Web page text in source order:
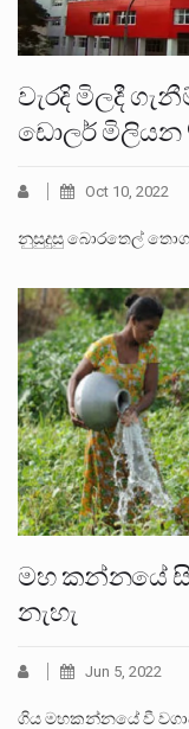
වැරදි මිලදී
ඩොලර් මිලියන
Oct 10, 2022
නුසුදුසු බොරතෙල් තොග
මහ කන්නයේ
නැහැ
Jun 5, 2022
ගිය මහකන්නයේ වී